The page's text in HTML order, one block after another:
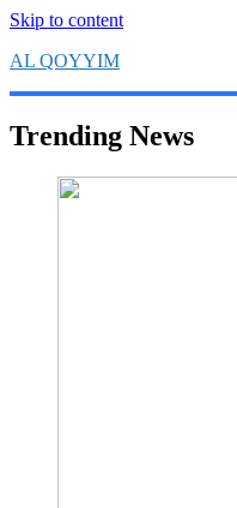
Skip to content
AL QOYYIM
Yayasan Al Qoyyim Sukoharjo
Trending News